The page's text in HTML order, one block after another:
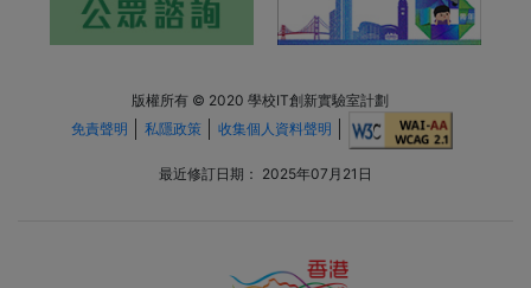
版權所有 © 2020 學校IT創新實驗室計劃
免責聲明
私隱政策 收集個人資料聲明
最近修訂日期： 2025年07月21日